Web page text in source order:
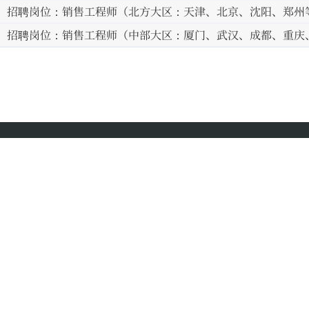
招聘岗位：销售工程师（北方大区：天津、北京、沈阳、郑州
招聘岗位：销售工程师（中部大区：厦门、武汉、成都、重庆